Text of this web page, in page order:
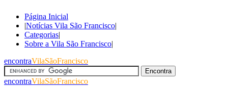
Página Inicial
|Notícias Vila São Francisco|
Categorias|
Sobre a Vila São Francisco|
encontraVilaSãoFrancisco
encontraVilaSãoFrancisco